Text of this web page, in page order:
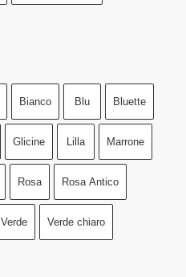
Bianco Blu Bluette
Glicine Lilla Marrone
Rosa Rosa Antico
Verde Verde chiaro